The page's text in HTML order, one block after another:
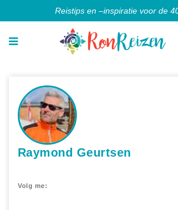
Reistips en –inspiratie voor de
Raymond Geurtsen
Volg me: